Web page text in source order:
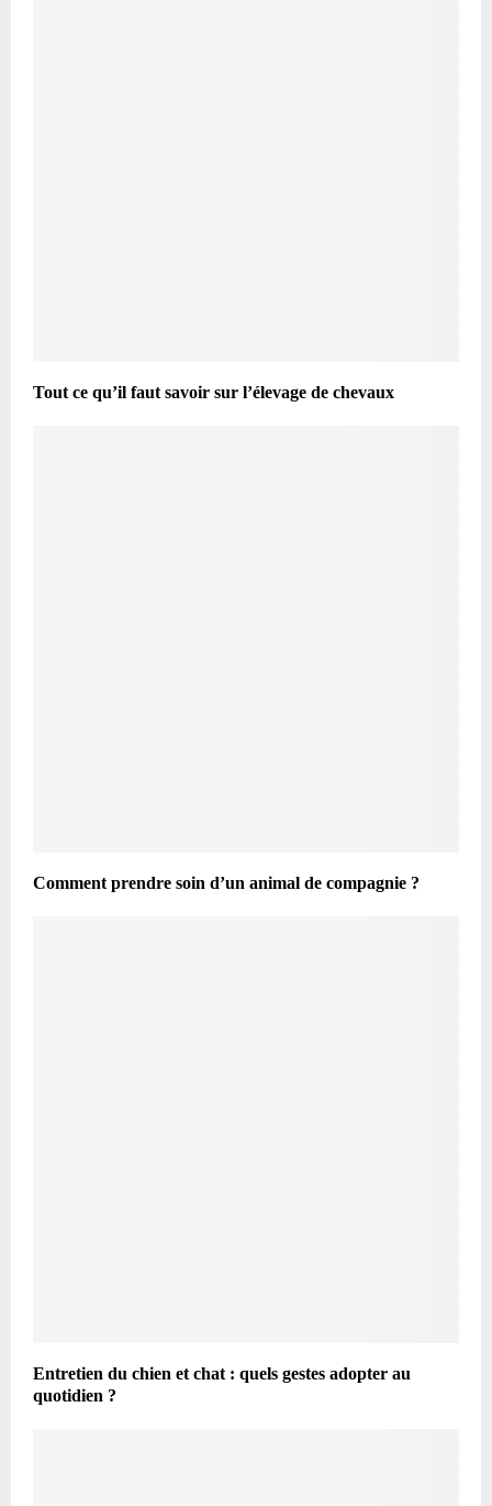
Tout ce qu’il faut savoir sur l’élevage de chevaux
Comment prendre soin d’un animal de compagnie ?
Entretien du chien et chat : quels gestes adopter au
quotidien ?